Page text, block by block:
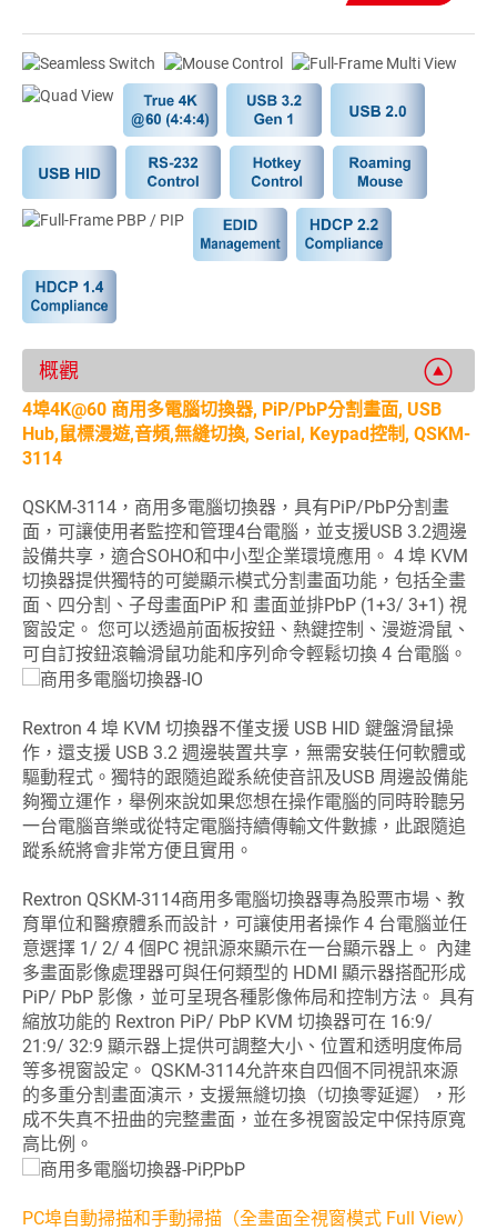
概觀
4埠4K@60 商用多電腦切換器, PiP/PbP分割畫面, USB
Hub,鼠標漫遊,音頻,無縫切換, Serial, Keypad控制, QSKM-
3114
QSKM-3114，商用多電腦切換器，具有PiP/PbP分割畫
面，可讓使用者監控和管理4台電腦，並支援USB 3.2週邊
設備共享，適合SOHO和中小型企業環境應用。 4 埠 KVM
切換器提供獨特的可變顯示模式分割畫面功能，包括全畫
面、四分割、子母畫面PiP 和 畫面並排PbP (1+3/ 3+1) 視
窗設定。 您可以透過前面板按鈕、熱鍵控制、漫遊滑鼠、
可自訂按鈕滾輪滑鼠功能和序列命令輕鬆切換 4 台電腦。
Rextron 4 埠 KVM 切換器不僅支援 USB HID 鍵盤滑鼠操
作，還支援 USB 3.2 週邊裝置共享，無需安裝任何軟體或
驅動程式。獨特的跟隨追蹤系統使音訊及USB 周邊設備能
夠獨立運作，舉例來說如果您想在操作電腦的同時聆聽另
一台電腦音樂或從特定電腦持續傳輸文件數據，此跟隨追
蹤系統將會非常方便且實用。
Rextron QSKM-3114商用多電腦切換器專為股票市場、教
育單位和醫療體系而設計，可讓使用者操作 4 台電腦並任
意選擇 1/ 2/ 4 個PC 視訊源來顯示在一台顯示器上。 內建
多畫面影像處理器可與任何類型的 HDMI 顯示器搭配形成
PiP/ PbP 影像，並可呈現各種影像佈局和控制方法。 具有
縮放功能的 Rextron PiP/ PbP KVM 切換器可在 16:9/
21:9/ 32:9 顯示器上提供可調整大小、位置和透明度佈局
等多視窗設定。 QSKM-3114允許來自四個不同視訊來源
的多重分割畫面演示，支援無縫切換（切換零延遲），形
成不失真不扭曲的完整畫面，並在多視窗設定中保持原寬
高比例。
PC埠自動掃描和手動掃描（全畫面全視窗模式 Full View）